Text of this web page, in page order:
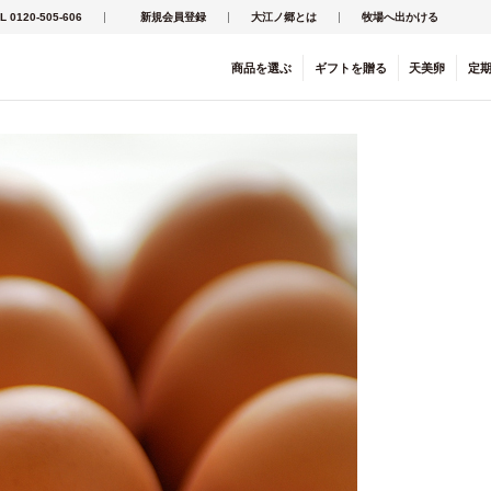
0120-505-606 新規会員登録 大江ノ郷とは 牧場へ出かける
商品を選ぶ ギフト を贈る 天美卵 定